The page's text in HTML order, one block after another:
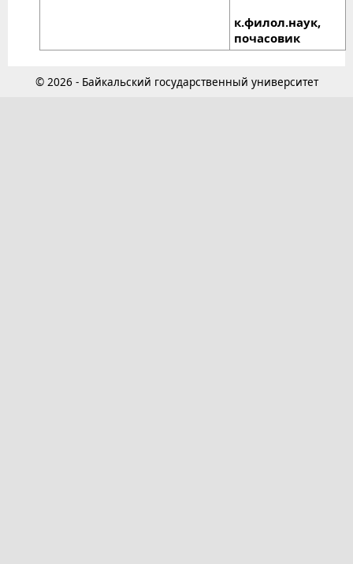
к.филол.наук,
почасовик
© 2026 - Байкальский государственный университет